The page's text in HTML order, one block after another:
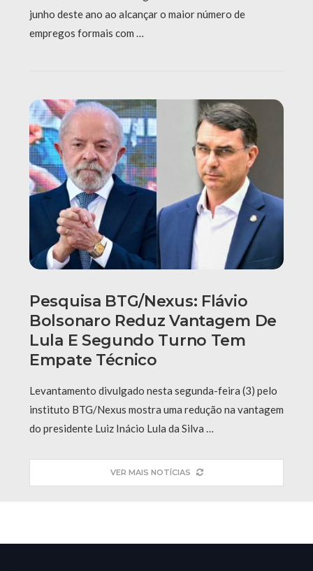
junho deste ano ao alcançar o maior número de
empregos formais com …
Pesquisa BTG/Nexus: Flávio
Bolsonaro Reduz Vantagem De
Lula E Segundo Turno Tem
Empate Técnico
Levantamento divulgado nesta segunda-feira (3) pelo
instituto BTG/Nexus mostra uma redução na vantagem
do presidente Luiz Inácio Lula da Silva …
VER MAIS NOTÍCIAS